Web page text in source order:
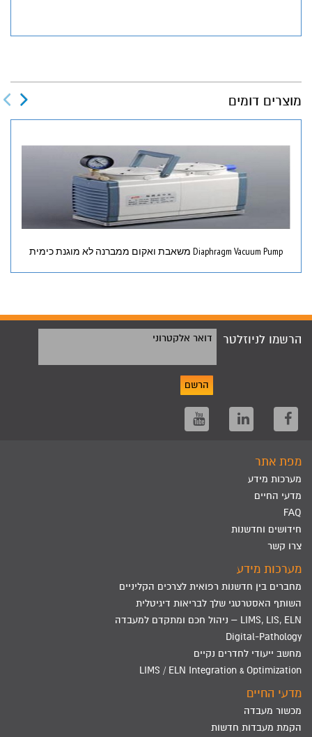
מוצרים דומים
Diaphragm Vacuum Pump משאבת ואקום ממברנה לא מוגנת כימית
הרשמו לניוזלטר דואר אלקטרוני
הרשם
מפת אתר
מערכות מידע
מדעי החיים
FAQ
חידושים וחדשנות
צרו קשר
מערכות מידע
מחברים בין חדשנות רפואית לצרכים הקליניים
השותף האסטרטגי שלך לבריאות דיגיטלית
LIMS, LIS, ELN – ניהול חכם ומתקדם למעבדה
Digital-Pathology
מחשב ייעודי לחדרים נקיים
LIMS / ELN Integration & Optimization
מדעי החיים
מכשור מעבדה
הקמת מעבדות חדשות